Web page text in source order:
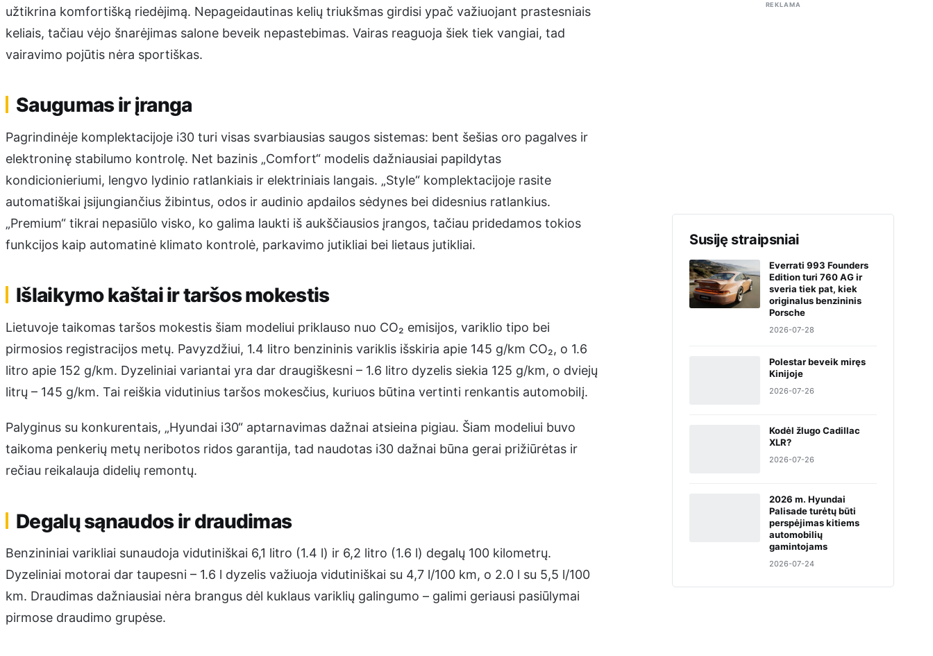
užtikrina komfortišką riedėjimą. Nepageidautinas kelių triukšmas girdisi ypač važiuojant prastesniais
keliais, tačiau vėjo šnarėjimas salone beveik nepastebimas. Vairas reaguoja šiek tiek vangiai, tad
vairavimo pojūtis nėra sportiškas.
Saugumas ir įranga
Pagrindinėje komplektacijoje i30 turi visas svarbiausias saugos sistemas: bent šešias oro pagalves ir
elektroninę stabilumo kontrolę. Net bazinis „Comfort“ modelis dažniausiai papildytas
kondicionieriumi, lengvo lydinio ratlankiais ir elektriniais langais. „Style“ komplektacijoje rasite
automatiškai įsijungiančius žibintus, odos ir audinio apdailos sėdynes bei didesnius ratlankius.
„Premium“ tikrai nepasiūlo visko, ko galima laukti iš aukščiausios įrangos, tačiau pridedamos tokios
funkcijos kaip automatinė klimato kontrolė, parkavimo jutikliai bei lietaus jutikliai.
Išlaikymo kaštai ir taršos mokestis
Lietuvoje taikomas taršos mokestis šiam modeliui priklauso nuo CO₂ emisijos, variklio tipo bei
pirmosios registracijos metų. Pavyzdžiui, 1.4 litro benzininis variklis išskiria apie 145 g/km CO₂, o 1.6
litro apie 152 g/km. Dyzeliniai variantai yra dar draugiškesni – 1.6 litro dyzelis siekia 125 g/km, o dviejų
litrų – 145 g/km. Tai reiškia vidutinius taršos mokesčius, kuriuos būtina vertinti renkantis automobilį.
Palyginus su konkurentais, „Hyundai i30“ aptarnavimas dažnai atsieina pigiau. Šiam modeliui buvo
taikoma penkerių metų neribotos ridos garantija, tad naudotas i30 dažnai būna gerai prižiūrėtas ir
rečiau reikalauja didelių remontų.
Degalų sąnaudos ir draudimas
Benzininiai varikliai sunaudoja vidutiniškai 6,1 litro (1.4 l) ir 6,2 litro (1.6 l) degalų 100 kilometrų.
Dyzeliniai motorai dar taupesni – 1.6 l dyzelis važiuoja vidutiniškai su 4,7 l/100 km, o 2.0 l su 5,5 l/100
km. Draudimas dažniausiai nėra brangus dėl kuklaus variklių galingumo – galimi geriausi pasiūlymai
pirmose draudimo grupėse.
REKLAMA
Susiję straipsniai
Everrati 993 Founders
Edition turi 760 AG ir
sveria tiek pat, kiek
originalus benzininis
Porsche
2026-07-28
Polestar beveik miręs
Kinijoje
2026-07-26
Kodėl žlugo Cadillac
XLR?
2026-07-26
2026 m. Hyundai
Palisade turėtų būti
perspėjimas kitiems
automobilių
gamintojams
2026-07-24